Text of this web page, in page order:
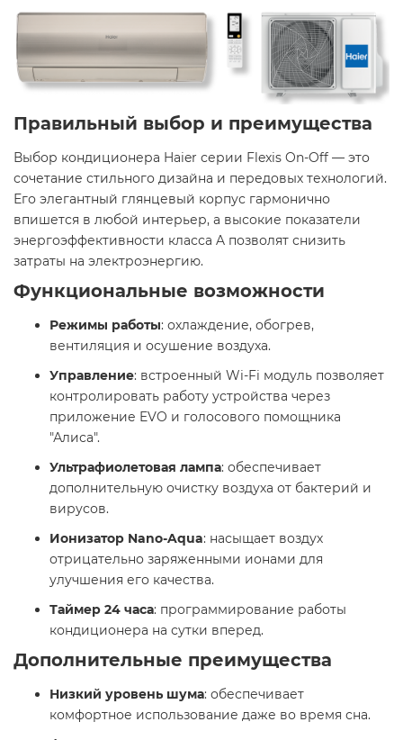
Правильный выбор и преимущества
Выбор кондиционера Haier серии Flexis On-Off — это
сочетание стильного дизайна и передовых технологий.
Его элегантный глянцевый корпус гармонично
впишется в любой интерьер, а высокие показатели
энергоэффективности класса A позволят снизить
затраты на электроэнергию.
Функциональные возможности
Режимы работы: охлаждение, обогрев,
вентиляция и осушение воздуха.
Управление: встроенный Wi-Fi модуль позволяет
контролировать работу устройства через
приложение EVO и голосового помощника
"Алиса".
Ультрафиолетовая лампа: обеспечивает
дополнительную очистку воздуха от бактерий и
вирусов.
Ионизатор Nano-Aqua: насыщает воздух
отрицательно заряженными ионами для
улучшения его качества.
Таймер 24 часа: программирование работы
кондиционера на сутки вперед.
Дополнительные преимущества
Низкий уровень шума: обеспечивает
комфортное использование даже во время сна.